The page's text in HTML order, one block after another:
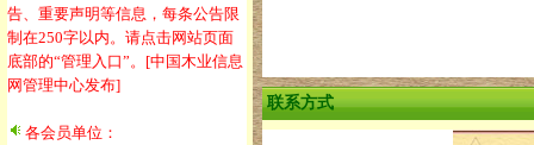
告、重要声明等信息，每条公告限
制在250字以内。请点击网站页面
底部的“管理入口”。[中国木业信息
网管理中心发布]
各会员单位：
联系方式